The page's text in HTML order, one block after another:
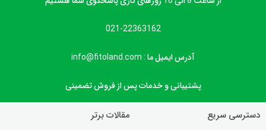
021-22363162
آدرس ایمیل ما : info@fitoland.com
پشتیبانی و خدمات پس از فروش تضمینی
دسترسی سریع مقالات برتر